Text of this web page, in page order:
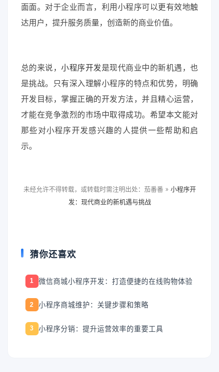
面面。对于企业而言，利用小程序可以更有效地触
达用户，提升服务质量，创造新的商业价值。
总的来说，小程序开发是现代商业中的新机遇，也
是挑战。只有深入理解小程序的特点和优势，明确
开发目标，掌握正确的开发方法，并且精心运营，
才能在竞争激烈的市场中取得成功。希望本文能对
那些对小程序开发感兴趣的人提供一些帮助和启
示。
未经允许不得转载，或转载时需注明出处：茄番番 » 小程序开
发：现代商业的新机遇与挑战
猜你还喜欢
1 微信商城小程序开发：打造便捷的在线购物体验
2 小程序商城维护：关键步骤和策略
3 小程序分销：提升运营效率的重要工具